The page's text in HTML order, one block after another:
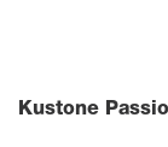
Kustone